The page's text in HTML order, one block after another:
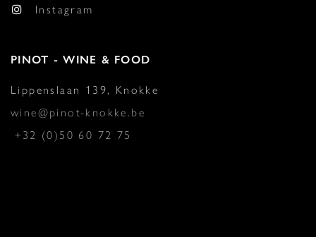
Instagram
PINOT - WINE & FOOD
Lippenslaan 139, Knokke
wine@pinot-knokke.be
+32 (0)50 60 72 75